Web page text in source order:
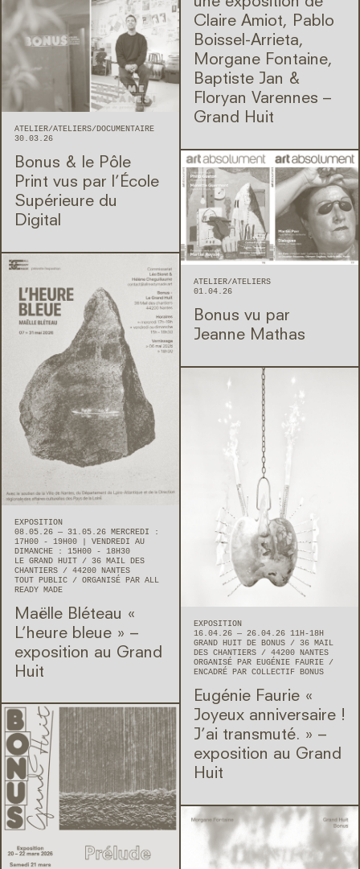
Claire Amiot, Pablo
Boissel-Arrieta,
Morgane Fontaine,
Baptiste Jan &
Floryan Varennes –
Grand Huit
ATELIER ATELIERS
DOCUMENTAIRE
30.03.26
Bonus & le Pôle
Print vus par l’École
Supérieure du
Digital
ATELIER ATELIERS
01.04.26
Bonus vu par
Jeanne Mathas
EXPOSITION
08.05.26 — 31.05.26 MERCREDI :
17H00 - 19H00 | VENDREDI AU
DIMANCHE : 15H00 - 18H30
LE GRAND HUIT
36 MAIL DES
CHANTIERS
44200 NANTES
TOUT PUBLIC
ORGANISÉ PAR ALL
READY MADE
Maëlle Bléteau « ​
L’heure bleue » –
exposition au Grand
Huit
EXPOSITION
16.04.26 — 26.04.26 11H-18H
GRAND HUIT DE BONUS
36 MAIL
DES CHANTIERS
44200 NANTES
ORGANISÉ PAR EUGÉNIE FAURIE
ENCADRÉ PAR COLLECTIF BONUS
Eugénie Faurie « ​
Joyeux anniversaire !
J’ai transmuté. » –
exposition au Grand
Huit